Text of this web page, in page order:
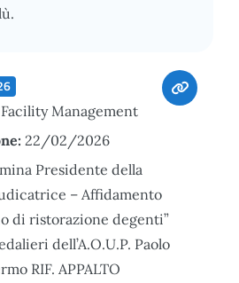
Facility Management
22/02/2026
Presidente della
– Affidamento
di ristorazione degenti”
dell’A.O.U.P. Paolo
RIF. APPALTO